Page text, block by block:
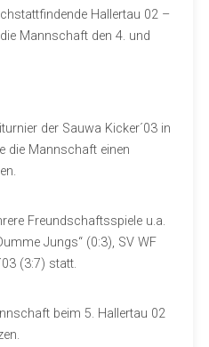
Hallertau 02 –
Mannschaft den 4. und
der Sauwa Kicker´03 in
die Mannschaft einen
Freundschaftsspiele u.a.
Jungs“ (0:3), SV WF
(3:7) statt.
beim 5. Hallertau 02